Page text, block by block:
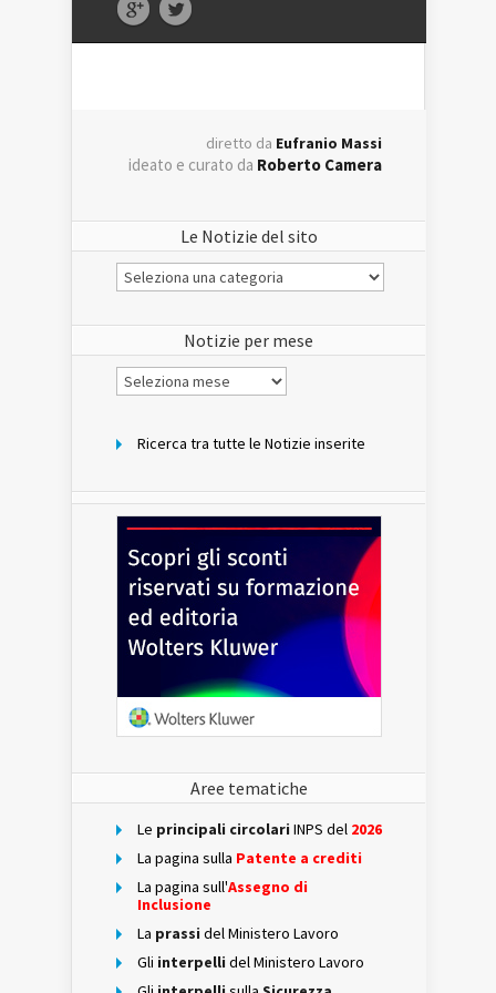
diretto da Eufranio Massi
ideato e curato da Roberto Camera
Le Notizie del sito
Le
Notizie
Notizie per mese
Notizie
per
Ricerca tra tutte le Notizie inserite
Aree tematiche
Le principali circolari INPS del 2026
La pagina sulla Patente a crediti
La pagina sull'Assegno di
Inclusione
La prassi del Ministero Lavoro
Gli interpelli del Ministero Lavoro